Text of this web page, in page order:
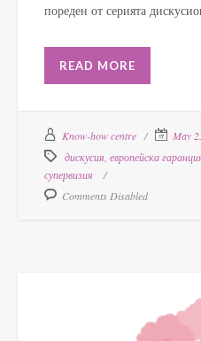
пореден от серията
READ MORE
Know-how centre
May
дискусия европейска
супервизия
Comments Disabled